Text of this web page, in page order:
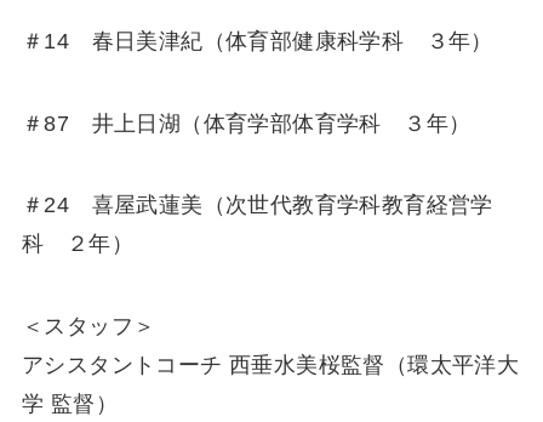
＃14 春日美津紀（体育部健康科学科 ３年）
＃87 井上日湖（体育学部体育学科 ３年）
＃24 喜屋武蓮美（次世代教育学科教育経営学
科 ２年）
＜スタッフ＞
アシスタントコーチ 西垂水美桜監督（環太平洋大
学 監督）